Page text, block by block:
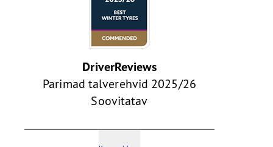
DriverReviews
Parimad talverehvid 2025/26
Soovitatav